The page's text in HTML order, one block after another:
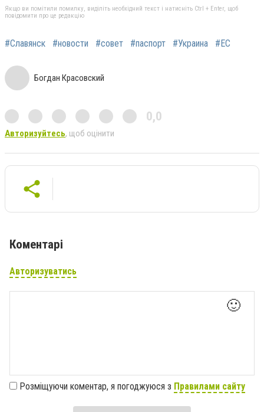
Якщо ви помітили помилку, виділіть необхідний текст і натисніть Ctrl + Enter, щоб
повідомити про це редакцію
#Славянск #новости #совет #паспорт #Украина #ЕС
Богдан Красовский
0,0
Авторизуйтесь, щоб оцінити
Коментарі
Авторизуватись
🙂
Розміщуючи коментар, я погоджуюся з Правилами сайту